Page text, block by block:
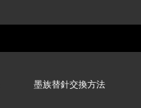
墨族替針交換方法